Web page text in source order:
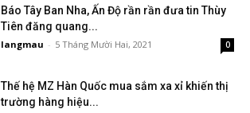
Báo Tây Ban Nha, Ấn Độ rần rần đưa tin Thùy
Tiên đăng quang...
langmau - 5 Tháng Mười Hai, 2021 0
Thế hệ MZ Hàn Quốc mua sắm xa xỉ khiến thị
trường hàng hiệu...